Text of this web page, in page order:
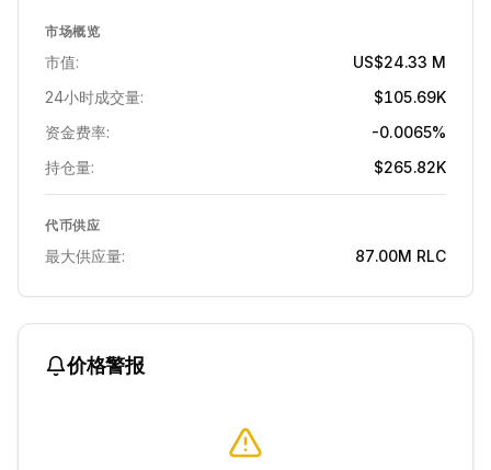
市场概览
市值:
US$24.33 M
24小时成交量:
$105.69K
资金费率:
-0.0065%
持仓量:
$265.82K
代币供应
最大供应量: 87.00M RLC
价格警报